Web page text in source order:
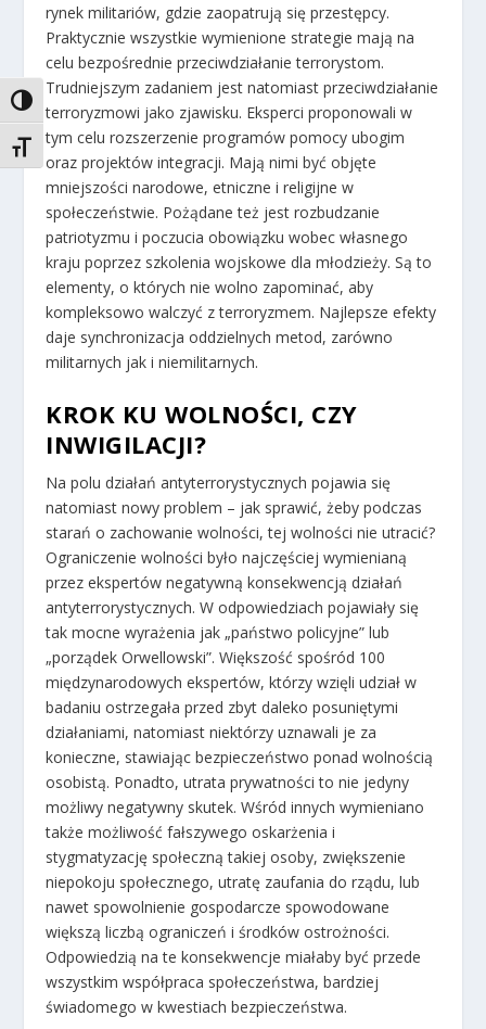
TOGGLE HIGH CONTRAST
TOGGLE FONT SIZE
rynek militariów, gdzie zaopatrują się przestępcy.
Praktycznie wszystkie wymienione strategie mają na
celu bezpośrednie przeciwdziałanie terrorystom.
Trudniejszym zadaniem jest natomiast przeciwdziałanie
terroryzmowi jako zjawisku. Eksperci proponowali w
tym celu rozszerzenie programów pomocy ubogim
oraz projektów integracji. Mają nimi być objęte
mniejszości narodowe, etniczne i religijne w
społeczeństwie. Pożądane też jest rozbudzanie
patriotyzmu i poczucia obowiązku wobec własnego
kraju poprzez szkolenia wojskowe dla młodzieży. Są to
elementy, o których nie wolno zapominać, aby
kompleksowo walczyć z terroryzmem. Najlepsze efekty
daje synchronizacja oddzielnych metod, zarówno
militarnych jak i niemilitarnych.
KROK KU WOLNOŚCI, CZY
INWIGILACJI?
Na polu działań antyterrorystycznych pojawia się
natomiast nowy problem – jak sprawić, żeby podczas
starań o zachowanie wolności, tej wolności nie utracić?
Ograniczenie wolności było najczęściej wymienianą
przez ekspertów negatywną konsekwencją działań
antyterrorystycznych. W odpowiedziach pojawiały się
tak mocne wyrażenia jak „państwo policyjne” lub
„porządek Orwellowski”. Większość spośród 100
międzynarodowych ekspertów, którzy wzięli udział w
badaniu ostrzegała przed zbyt daleko posuniętymi
działaniami, natomiast niektórzy uznawali je za
konieczne, stawiając bezpieczeństwo ponad wolnością
osobistą. Ponadto, utrata prywatności to nie jedyny
możliwy negatywny skutek. Wśród innych wymieniano
także możliwość fałszywego oskarżenia i
stygmatyzację społeczną takiej osoby, zwiększenie
niepokoju społecznego, utratę zaufania do rządu, lub
nawet spowolnienie gospodarcze spowodowane
większą liczbą ograniczeń i środków ostrożności.
Odpowiedzią na te konsekwencje miałaby być przede
wszystkim współpraca społeczeństwa, bardziej
świadomego w kwestiach bezpieczeństwa.